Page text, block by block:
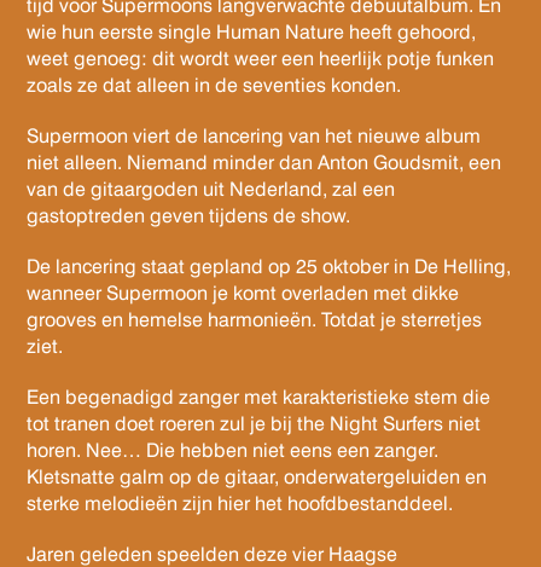
tijd voor Supermoons langverwachte debuutalbum. En
wie hun eerste single Human Nature heeft gehoord,
weet genoeg: dit wordt weer een heerlijk potje funken
zoals ze dat alleen in de seventies konden.
Supermoon viert de lancering van het nieuwe album
niet alleen. Niemand minder dan Anton Goudsmit, een
van de gitaargoden uit Nederland, zal een
gastoptreden geven tijdens de show.
De lancering staat gepland op 25 oktober in De Helling,
wanneer Supermoon je komt overladen met dikke
grooves en hemelse harmonieën. Totdat je sterretjes
ziet.
Een begenadigd zanger met karakteristieke stem die
tot tranen doet roeren zul je bij the Night Surfers niet
horen. Nee… Die hebben niet eens een zanger.
Kletsnatte galm op de gitaar, onderwatergeluiden en
sterke melodieën zijn hier het hoofdbestanddeel.
Jaren geleden speelden deze vier Haagse